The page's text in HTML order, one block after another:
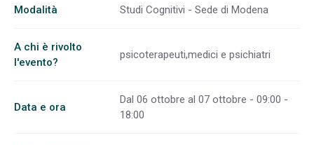
Modalità Studi Cognitivi - Sede di Modena
A chi è rivolto
l'evento?
psicoterapeuti,medici e psichiatri
Data e ora
Dal 06 ottobre al 07 ottobre - 09:00 -
18:00